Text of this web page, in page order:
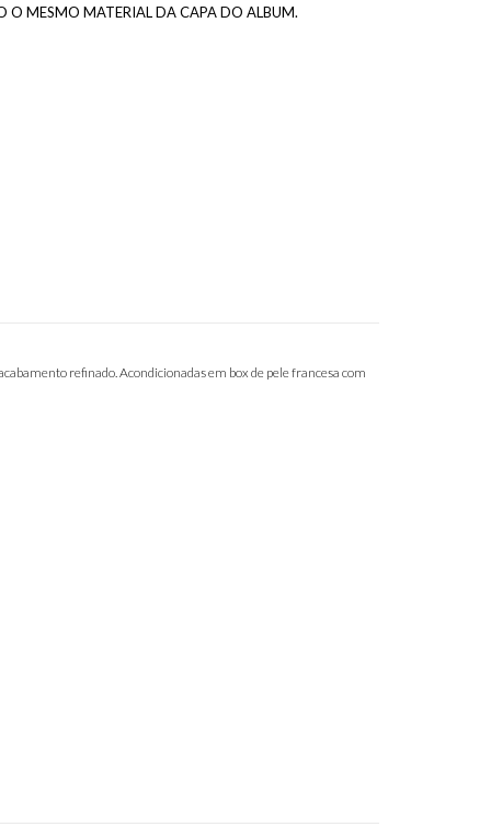
O MESMO MATERIAL DA CAPA DO ALBUM.
refinado. Acondicionadas em box de pele francesa com